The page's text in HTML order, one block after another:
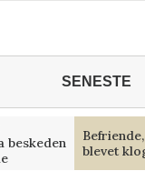
SENESTE
beskeden
blevet